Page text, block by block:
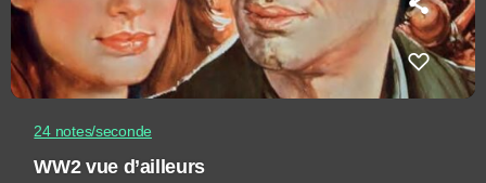
24 notes/seconde
WW2 vue d’ailleurs